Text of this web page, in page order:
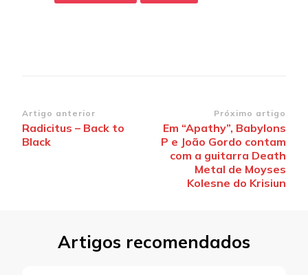
Navegação
de
Artigo anterior
Radicitus – Back to
Black
Próximo artigo
Em “Apathy”, Babylons
P e João Gordo contam
com a guitarra Death
Metal de Moyses
Kolesne do Krisiun
Artigos recomendados